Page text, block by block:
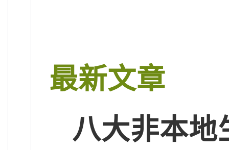
最新文章
八大非本地